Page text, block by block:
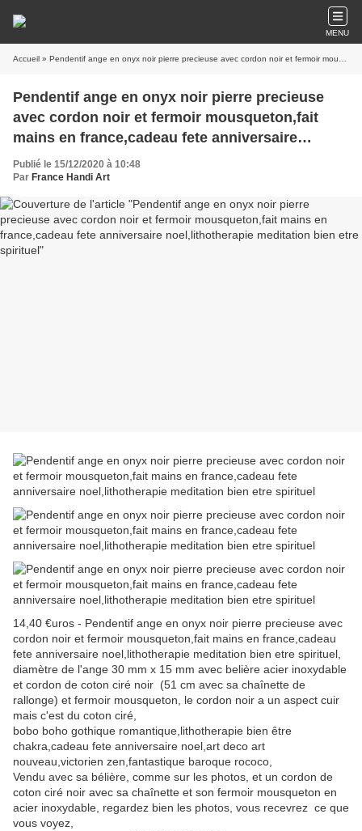
MENU
Accueil » Pendentif ange en onyx noir pierre precieuse avec cordon noir et fermoir mousqueton,fait mains en france,cadeau fete anniversaire noel,lithotherapie meditation bien etre spirituel
Pendentif ange en onyx noir pierre precieuse
avec cordon noir et fermoir mousqueton,fait
mains en france,cadeau fete anniversaire
noel,lithotherapie meditation bien etre spirituel
Publié le 15/12/2020 à 10:48
Par France Handi Art
14,40 €uros - Pendentif ange en onyx noir pierre precieuse avec
cordon noir et fermoir mousqueton,fait mains en france,cadeau
fete anniversaire noel,lithotherapie meditation bien etre spirituel,
diamètre de l'ange 30 mm x 15 mm avec belière acier inoxydable
et cordon de coton ciré noir (51 cm avec sa chaînette de
rallonge) et fermoir mousqueton, le cordon noir a un aspect cuir
mais c'est du coton ciré,
bobo boho gothique romantique,lithotherapie bien être
chakra,cadeau fete anniversaire noel,art deco art
nouveau,victorien zen,fantastique baroque rococo,
Vendu avec sa bélière, comme sur les photos, et un cordon de
coton ciré noir avec sa chaînette et son fermoir mousqueton en
acier inoxydable, regardez bien les photos, vous recevrez ce que
vous voyez,